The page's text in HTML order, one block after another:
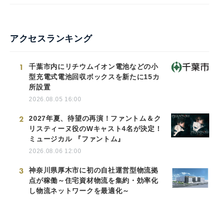
アクセスランキング
1
千葉市内にリチウムイオン電池などの小
型充電式電池回収ボックスを新たに15カ
所設置
2026.08.05 16:00
2
2027年夏、待望の再演！ファントム＆ク
リスティーヌ役のWキャスト4名が決定！
ミュージカル 『ファントム』
2026.08.06 12:00
3
神奈川県厚木市に初の自社運営型物流拠
点が稼働～住宅資材物流を集約・効率化
し物流ネットワークを最適化～